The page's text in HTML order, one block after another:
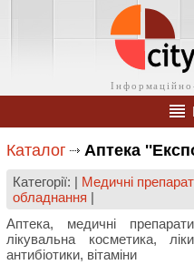
Каталог Аптека
Категорії: | Медичні
обладнання |
Аптека, медичні
лікувальна косметика,
антибіотики, вітаміни